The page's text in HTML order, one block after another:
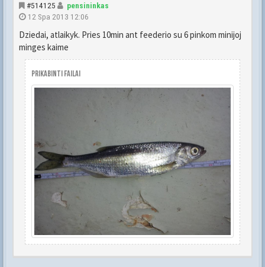
#514125
pensininkas
12 Spa 2013 12:06
Dziedai, atlaikyk. Pries 10min ant feederio su 6 pinkom minijoj
minges kaime
Prikabinti failai